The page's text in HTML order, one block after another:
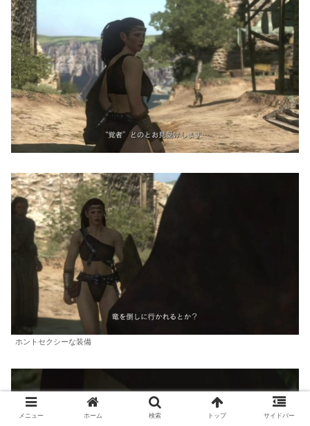
ホントセクシーな装備
メニュー ホーム 検索 トップ サイドバー